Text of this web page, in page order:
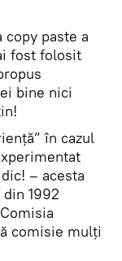
copy paste a
fost folosit
bine nici
în cazul
– acesta
1992
comisie mulți